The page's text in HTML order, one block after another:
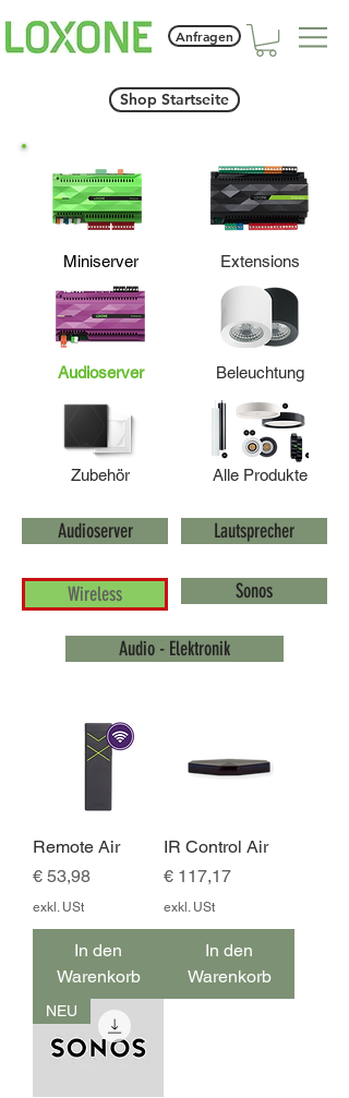
Anfragen
Shop Startseite
Miniserver
Audioserver
Zubehör
Extensions
Beleuchtung
Alle Produkte
Audioserver Lautsprecher
Wireless Sonos
Audio - Elektronik
Remote Air
Preis
€ 53,98
exkl. USt
In den
Warenkorb
IR Control Air
Preis
€ 117,17
exkl. USt
In den
Warenkorb
NEU